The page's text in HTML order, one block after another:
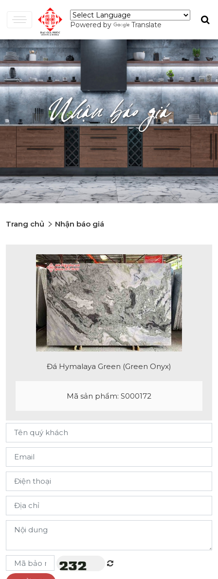
Powered by Translate
Nhận báo giá
Trang chủ Nhận báo giá
Đá Hymalaya Green (Green Onyx)
Mã sản phẩm: S000172